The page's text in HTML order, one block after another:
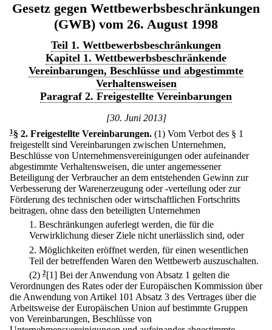
Gesetz gegen Wettbewerbsbeschränkungen
(GWB) vom 26. August 1998
Teil 1. Wettbewerbsbeschränkungen
Kapitel 1. Wettbewerbsbeschränkende
Vereinbarungen, Beschlüsse und abgestimmte
Verhaltensweisen
Paragraf 2. Freigestellte Vereinbarungen
[30. Juni 2013]
1 § 2. Freigestellte Vereinbarungen. (1) Vom Verbot des § 1
freigestellt sind Vereinbarungen zwischen Unternehmen,
Beschlüsse von Unternehmensvereinigungen oder aufeinander
abgestimmte Verhaltensweisen, die unter angemessener
Beteiligung der Verbraucher an dem entstehenden Gewinn zur
Verbesserung der Warenerzeugung oder -verteilung oder zur
Förderung des technischen oder wirtschaftlichen Fortschritts
beitragen, ohne dass den beteiligten Unternehmen
1. Beschränkungen auferlegt werden, die für die
Verwirklichung dieser Ziele nicht unerlässlich sind, oder
2. Möglichkeiten eröffnet werden, für einen wesentlichen
Teil der betreffenden Waren den Wettbewerb auszuschalten.
(2) 2[1] Bei der Anwendung von Absatz 1 gelten die
Verordnungen des Rates oder der Europäischen Kommission über
die Anwendung von Artikel 101 Absatz 3 des Vertrages über die
Arbeitsweise der Europäischen Union auf bestimmte Gruppen
von Vereinbarungen, Beschlüsse von